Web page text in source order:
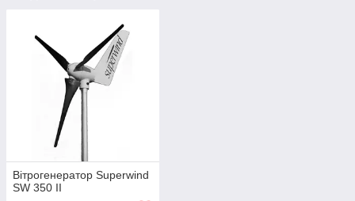
Вітрогенератор Superwind
SW 350 II